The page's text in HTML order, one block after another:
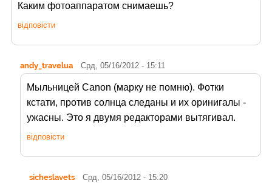
Каким фотоаппаратом снимаешь?
відповісти
andy_travelua Срд, 05/16/2012 - 15:11
Мыльницей Canon (марку не помню). Фотки
кстати, против солнца следаны и их оринигалы -
ужасны. Это я двумя редакторами вытягивал.
відповісти
sicheslavets Срд, 05/16/2012 - 15:20